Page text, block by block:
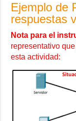
Ejemplo de
respuestas
Nota para el
representativo
esta actividad: